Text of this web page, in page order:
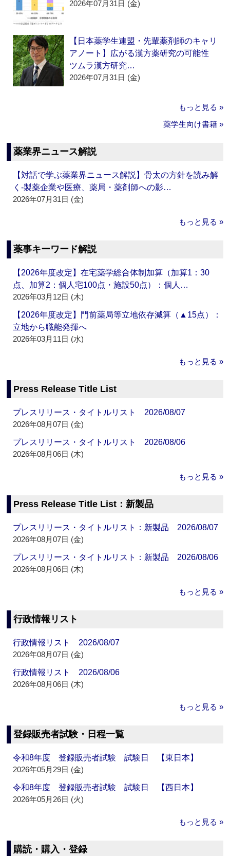
2026年07月31日 (金)
【日本薬学生連盟・先輩薬剤師のキャリ
アノート】広がる漢方薬研究の可能性
ツムラ漢方研究…
2026年07月31日 (金)
もっと見る »
薬学生向け書籍 »
薬業界ニュース解説
【対話で学ぶ薬業界ニュース解説】骨太の方針を読み解
く‐製薬企業や医療、薬局・薬剤師への影…
2026年07月31日 (金)
もっと見る »
薬事キーワード解説
【2026年度改定】在宅薬学総合体制加算（加算1：30
点、加算2：個人宅100点・施設50点）：個人…
2026年03月12日 (木)
【2026年度改定】門前薬局等立地依存減算（▲15点）：
立地から職能発揮へ
2026年03月11日 (水)
もっと見る »
Press Release Title List
プレスリリース・タイトルリスト 2026/08/07
2026年08月07日 (金)
プレスリリース・タイトルリスト 2026/08/06
2026年08月06日 (木)
もっと見る »
Press Release Title List：新製品
プレスリリース・タイトルリスト：新製品 2026/08/07
2026年08月07日 (金)
プレスリリース・タイトルリスト：新製品 2026/08/06
2026年08月06日 (木)
もっと見る »
行政情報リスト
行政情報リスト 2026/08/07
2026年08月07日 (金)
行政情報リスト 2026/08/06
2026年08月06日 (木)
もっと見る »
登録販売者試験・日程一覧
令和8年度 登録販売者試験 試験日 【東日本】
2026年05月29日 (金)
令和8年度 登録販売者試験 試験日 【西日本】
2026年05月26日 (火)
もっと見る »
購読・購入・登録